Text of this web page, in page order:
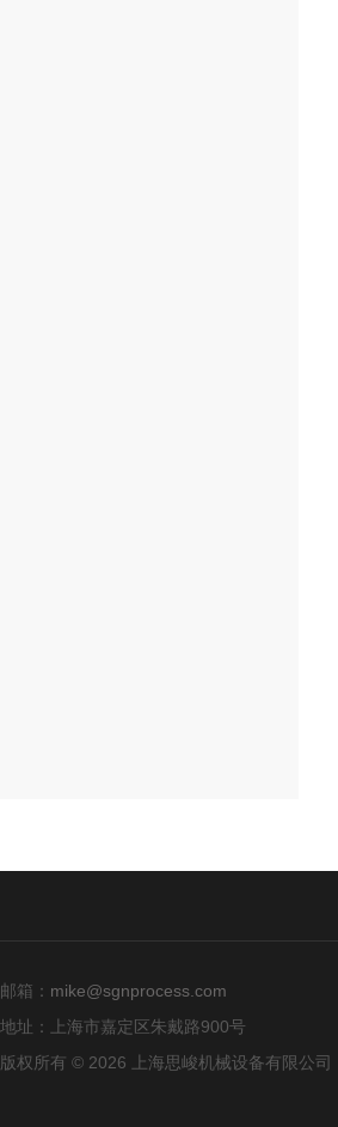
邮箱： mike@sgnprocess.com
地址：上海市嘉定区朱戴路900号
版权所有 © 2026 上海思峻机械设备有限公司